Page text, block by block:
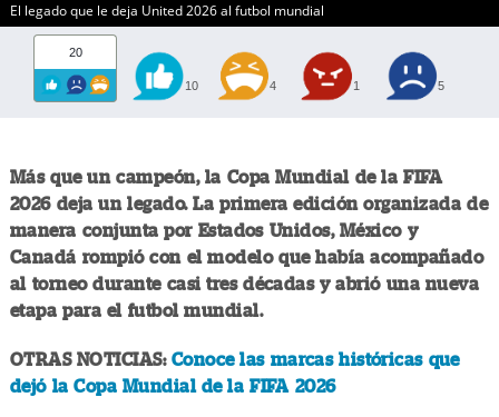
El legado que le deja United 2026 al futbol mundial
20
10 4 1 5
Más que un campeón, la Copa Mundial de la FIFA
2026 deja un legado. La primera edición organizada de
manera conjunta por Estados Unidos, México y
Canadá rompió con el modelo que había acompañado
al torneo durante casi tres décadas y abrió una nueva
etapa para el futbol mundial.
OTRAS NOTICIAS: Conoce las marcas históricas que
dejó la Copa Mundial de la FIFA 2026